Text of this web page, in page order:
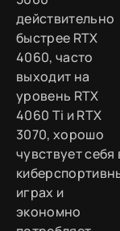
действительно
быстрее RTX
4060, часто
выходит на
уровень RTX
4060 Ti и RTX
3070, хорошо
чувствует себя
играх и
экономно